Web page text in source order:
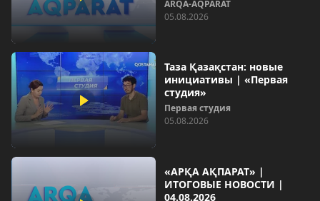
ARQA-AQPARAT
05.08.2026
Таза Қазақстан: новые
инициативы | «Первая
студия»
Первая студия
05.08.2026
«АРҚА АҚПАРАТ» |
ИТОГОВЫЕ НОВОСТИ |
04.08.2026